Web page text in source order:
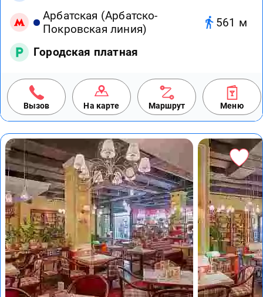
Арбатская (Арбатско-
Покровская линия)
561 м
Городская платная
Вызов На карте Маршрут Меню